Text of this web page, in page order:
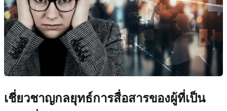
เชี่ยวชาญกลยุทธ์การสื่อสารของผู้ที่เป็น